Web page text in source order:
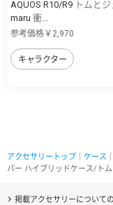
AQUOS R10/R9 トムと
maru 衝...
参考価格￥2,970
キャラクター
アクセサリートップ ケース
パー ハイブリッドケース/ト
掲載アクセサリーについて